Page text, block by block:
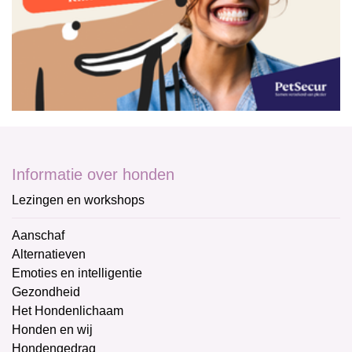
Informatie over honden
Lezingen en workshops
Aanschaf
Alternatieven
Emoties en intelligentie
Gezondheid
Het Hondenlichaam
Honden en wij
Hondengedrag